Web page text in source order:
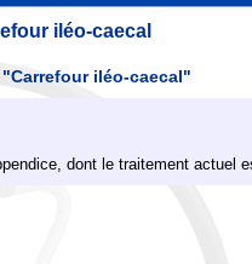
iléo-caecal
iléo-caecal"
dont le traitement actuel